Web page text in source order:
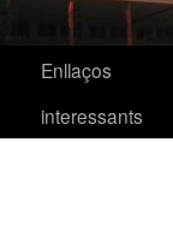
Enllaços
interessants